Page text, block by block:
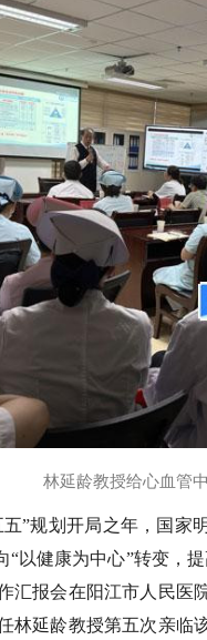
林延龄教授给心血管
五”规划开局之年，国家
“以健康为中心”转变，
汇报会在阳江市人民医
林延龄教授第五次亲临